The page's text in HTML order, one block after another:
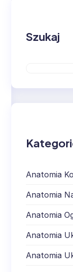
Szukaj
a
Anatomia
Anatomia
Anatomia
Anatomia
Anatomia